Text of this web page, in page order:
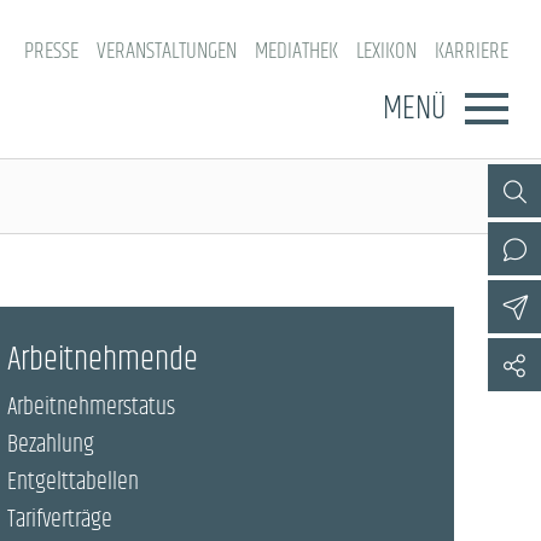
PRESSE VERANSTALTUNGEN MEDIATHEK LEXIKON KARRIERE
MENÜ
Arbeitnehmende
Arbeitnehmerstatus
Bezahlung
Entgelttabellen
Tarifverträge